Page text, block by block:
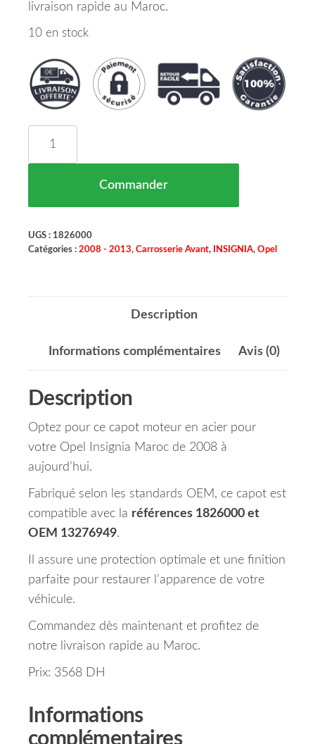
livraison rapide au Maroc.
10 en stock
Commander
UGS : 1826000
Catégories : 2008 - 2013, Carrosserie Avant, INSIGNIA, Opel
Description
Informations complémentaires Avis (0)
Description
Optez pour ce capot moteur en acier pour
votre Opel Insignia Maroc de 2008 à
aujourd’hui.
Fabriqué selon les standards OEM, ce capot est
compatible avec la références 1826000 et
OEM 13276949.
Il assure une protection optimale et une finition
parfaite pour restaurer l’apparence de votre
véhicule.
Commandez dès maintenant et profitez de
notre livraison rapide au Maroc.
Prix: 3568 DH
Informations
complémentaires